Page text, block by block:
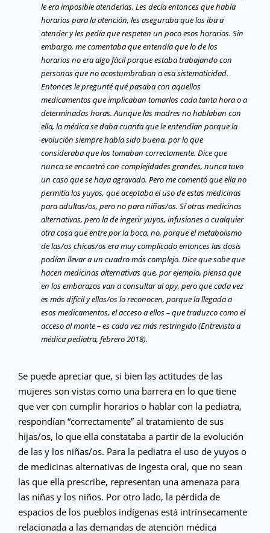
le era imposible atenderlas. Les decía entonces que había
horarios para la atención, les aseguraba que los iba a
atender y les pedía que respeten un poco esos horarios. Sin
embargo, me comentaba que entendía que lo de los
horarios no era algo fácil porque estaba trabajando con
personas que no acostumbraban a esa sistematicidad.
Entonces le pregunté qué pasaba con aquellos
medicamentos que implicaban tomarlos cada tanta hora o a
determinadas horas. Aunque las madres no hablaban con
ella, la médica se daba cuanta que le entendían porque la
evolución siempre había sido buena, por lo que
consideraba que los tomaban correctamente. Dice que
nunca se encontró con complejidades grandes, nunca tuvo
un caso que se haya agravado. Pero me comentó que ella no
permitía los yuyos, que aceptaba el uso de estas medicinas
para adultas/os, pero no para niñas/os. Sí otras medicinas
alternativas, pero la de ingerir yuyos, infusiones o cualquier
otra cosa que entre por la boca, no, porque el metabolismo
de las/os chicas/os era muy complicado entonces las dosis
podían llevar a un cuadro más complejo. Dice que sabe que
hacen medicinas alternativas que, por ejemplo, piensa que
en los embarazos van a consultar al opy, pero que cada vez
es más difícil y ellas/os lo reconocen, porque la llegada a
esos medicamentos, el acceso a ellos – que traduzco como el
acceso al monte – es cada vez más restringido (Entrevista a
médica pediatra, febrero 2018).
Se puede apreciar que, si bien las actitudes de las
mujeres son vistas como una barrera en lo que tiene
que ver con cumplir horarios o hablar con la pediatra,
respondían “correctamente” al tratamiento de sus
hijas/os, lo que ella constataba a partir de la evolución
de las y los niñas/os. Para la pediatra el uso de yuyos o
de medicinas alternativas de ingesta oral, que no sean
las que ella prescribe, representan una amenaza para
las niñas y los niños. Por otro lado, la pérdida de
espacios de los pueblos indígenas está intrínsecamente
relacionada a las demandas de atención médica